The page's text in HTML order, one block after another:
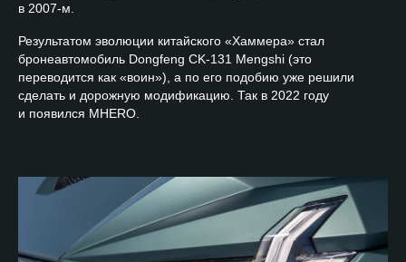
в 2007-м.
Результатом эволюции китайского «Хаммера» стал
бронеавтомобиль Dongfeng CK-131 Mengshi (это
переводится как «воин»), а по его подобию уже решили
сделать и дорожную модификацию. Так в 2022 году
и появился MHERO.